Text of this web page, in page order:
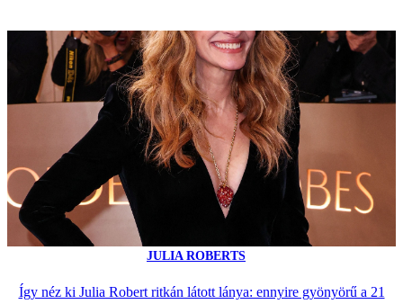
JULIA ROBERTS
Így néz ki Julia Robert ritkán látott lánya: ennyire gyönyörű a 21